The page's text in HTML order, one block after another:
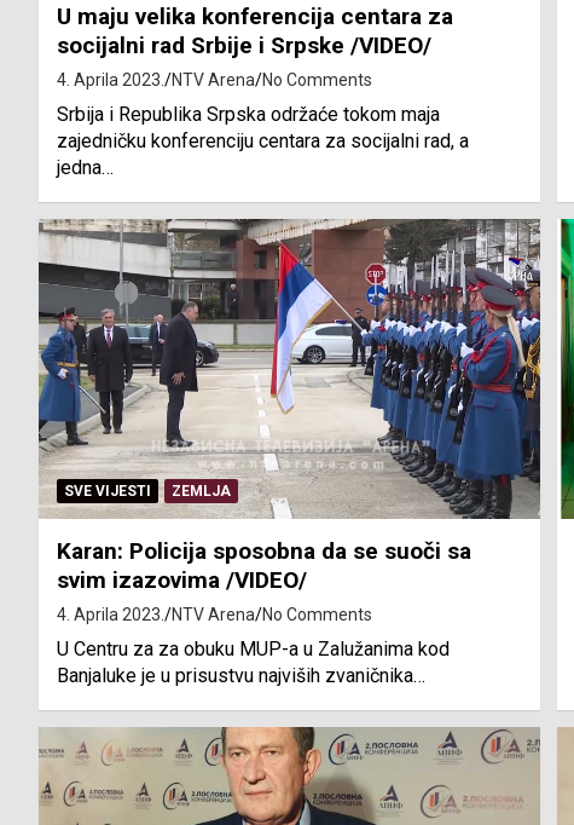
U maju velika konferencija centara za
socijalni rad Srbije i Srpske /VIDEO/
4. Aprila 2023. NTV Arena No Comments
Srbija i Republika Srpska održaće tokom maja
zajedničku konferenciju centara za socijalni rad, a
jedna…
SVE VIJESTI ZEMLJA
Karan: Policija sposobna da se suoči sa
svim izazovima /VIDEO/
4. Aprila 2023. NTV Arena No Comments
U Centru za za obuku MUP-a u Zalužanima kod
Banjaluke je u prisustvu najviših zvaničnika…